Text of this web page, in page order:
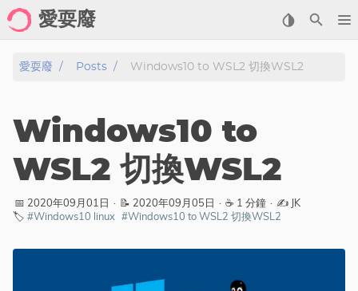
愛耍廢
Home
Posts
Archive
Gallery
Cartoon
愛耍廢 Posts Windows10 to WSL2 切換WSL2
Windows10 to
WSL2 切換WSL2
📅 2020年09月01日 · 📝 2020年09月05日 · ☕ 1 分鐘 · ✍️ JK
🏷️ #Windows10 linux #Windows10 to WSL2 切換WSL2